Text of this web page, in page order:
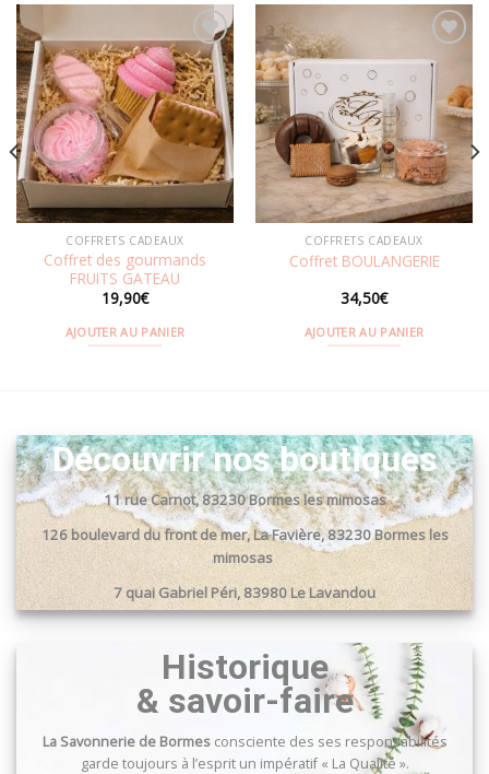
Ajouter
à la
wishlist
COFFRETS CADEAUX
Coffret des gourmands
FRUITS GATEAU
19,90€
AJOUTER AU PANIER
Ajouter
à la
COFFRETS CADEAUX
Coffret BOULANGERIE
34,50€
AJOUTER AU PANIER
Découvrir nos boutiques
11 rue Carnot, 83230 Bormes les mimosas
126 boulevard du front de mer, La Favière, 83230 Bormes les
mimosas
7 quai Gabriel Péri, 83980 Le Lavandou
Historique
& savoir-faire
La Savonnerie de Bormesconsciente des ses responsabilités
garde toujours à l’esprit un impératif « La Qualité ».